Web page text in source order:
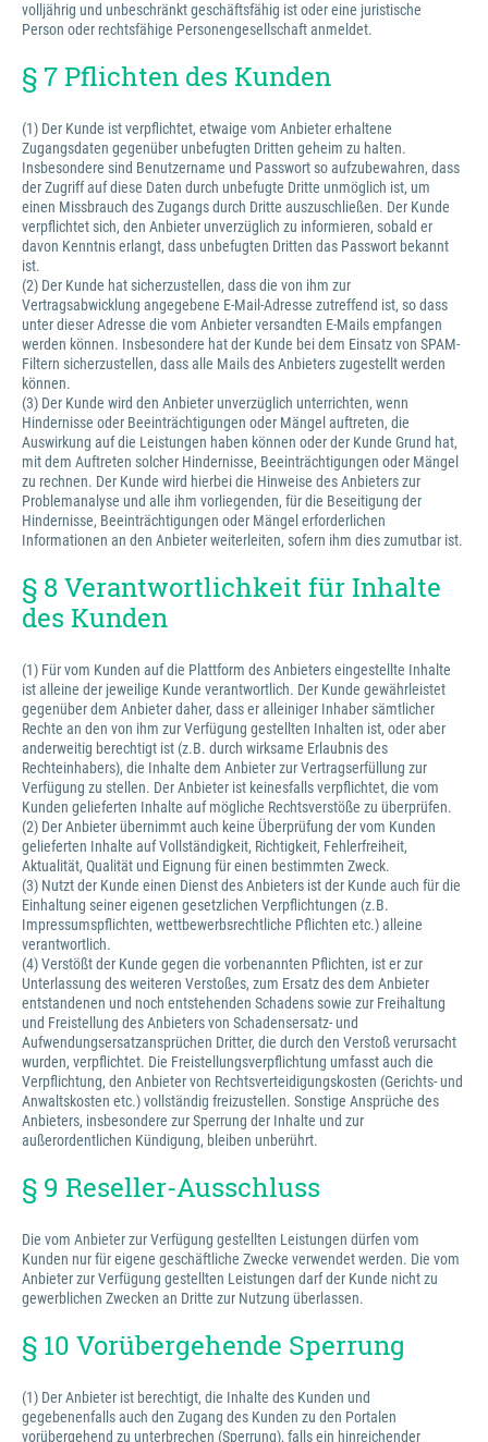
volljährig und unbeschränkt geschäftsfähig ist oder eine juristische
Person oder rechtsfähige Personengesellschaft anmeldet.
§ 7 Pflichten des Kunden
(1) Der Kunde ist verpflichtet, etwaige vom Anbieter erhaltene
Zugangsdaten gegenüber unbefugten Dritten geheim zu halten.
Insbesondere sind Benutzername und Passwort so aufzubewahren, dass
der Zugriff auf diese Daten durch unbefugte Dritte unmöglich ist, um
einen Missbrauch des Zugangs durch Dritte auszuschließen. Der Kunde
verpflichtet sich, den Anbieter unverzüglich zu informieren, sobald er
davon Kenntnis erlangt, dass unbefugten Dritten das Passwort bekannt
ist.
(2) Der Kunde hat sicherzustellen, dass die von ihm zur
Vertragsabwicklung angegebene E-Mail-Adresse zutreffend ist, so dass
unter dieser Adresse die vom Anbieter versandten E-Mails empfangen
werden können. Insbesondere hat der Kunde bei dem Einsatz von SPAM-
Filtern sicherzustellen, dass alle Mails des Anbieters zugestellt werden
können.
(3) Der Kunde wird den Anbieter unverzüglich unterrichten, wenn
Hindernisse oder Beeinträchtigungen oder Mängel auftreten, die
Auswirkung auf die Leistungen haben können oder der Kunde Grund hat,
mit dem Auftreten solcher Hindernisse, Beeinträchtigungen oder Mängel
zu rechnen. Der Kunde wird hierbei die Hinweise des Anbieters zur
Problemanalyse und alle ihm vorliegenden, für die Beseitigung der
Hindernisse, Beeinträchtigungen oder Mängel erforderlichen
Informationen an den Anbieter weiterleiten, sofern ihm dies zumutbar ist.
§ 8 Verantwortlichkeit für Inhalte
des Kunden
(1) Für vom Kunden auf die Plattform des Anbieters eingestellte Inhalte
ist alleine der jeweilige Kunde verantwortlich. Der Kunde gewährleistet
gegenüber dem Anbieter daher, dass er alleiniger Inhaber sämtlicher
Rechte an den von ihm zur Verfügung gestellten Inhalten ist, oder aber
anderweitig berechtigt ist (z.B. durch wirksame Erlaubnis des
Rechteinhabers), die Inhalte dem Anbieter zur Vertragserfüllung zur
Verfügung zu stellen. Der Anbieter ist keinesfalls verpflichtet, die vom
Kunden gelieferten Inhalte auf mögliche Rechtsverstöße zu überprüfen.
(2) Der Anbieter übernimmt auch keine Überprüfung der vom Kunden
gelieferten Inhalte auf Vollständigkeit, Richtigkeit, Fehlerfreiheit,
Aktualität, Qualität und Eignung für einen bestimmten Zweck.
(3) Nutzt der Kunde einen Dienst des Anbieters ist der Kunde auch für die
Einhaltung seiner eigenen gesetzlichen Verpflichtungen (z.B.
Impressumspflichten, wettbewerbsrechtliche Pflichten etc.) alleine
verantwortlich.
(4) Verstößt der Kunde gegen die vorbenannten Pflichten, ist er zur
Unterlassung des weiteren Verstoßes, zum Ersatz des dem Anbieter
entstandenen und noch entstehenden Schadens sowie zur Freihaltung
und Freistellung des Anbieters von Schadensersatz- und
Aufwendungsersatzansprüchen Dritter, die durch den Verstoß verursacht
wurden, verpflichtet. Die Freistellungsverpflichtung umfasst auch die
Verpflichtung, den Anbieter von Rechtsverteidigungskosten (Gerichts- und
Anwaltskosten etc.) vollständig freizustellen. Sonstige Ansprüche des
Anbieters, insbesondere zur Sperrung der Inhalte und zur
außerordentlichen Kündigung, bleiben unberührt.
§ 9 Reseller-Ausschluss
Die vom Anbieter zur Verfügung gestellten Leistungen dürfen vom
Kunden nur für eigene geschäftliche Zwecke verwendet werden. Die vom
Anbieter zur Verfügung gestellten Leistungen darf der Kunde nicht zu
gewerblichen Zwecken an Dritte zur Nutzung überlassen.
§ 10 Vorübergehende Sperrung
(1) Der Anbieter ist berechtigt, die Inhalte des Kunden und
gegebenenfalls auch den Zugang des Kunden zu den Portalen
vorübergehend zu unterbrechen (Sperrung), falls ein hinreichender